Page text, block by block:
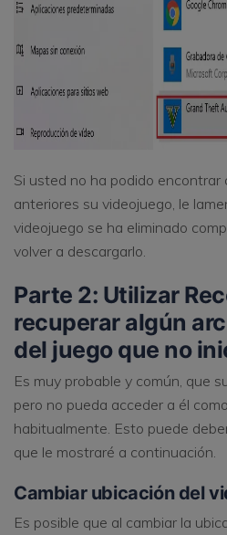
Si usted no ha podido
anteriores su videojuego, le
videojuego se ha eliminado
volver a descargarlo.
Parte 2: Utilizar
recuperar algún
del juego que no
Es muy probable y común, que
pero no pueda acceder a él
habitualmente. Esto puede
que le mostraré a continuación.
Cambiar ubicación del
Es posible que al cambiar la